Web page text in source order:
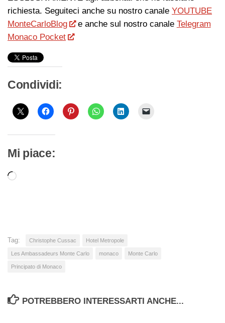
richiesta. Seguiteci anche su nostro canale YOUTUBE
MonteCarloBlog
e anche sul nostro canale Telegram
Monaco Pocket
Condividi:
Mi piace:
Caricamento
Tag: Christophe Cussac Hotel Metropole
Les Ambassadeurs Monte Carlo monaco Monte Carlo
Principato di Monaco
POTREBBERO INTERESSARTI ANCHE...